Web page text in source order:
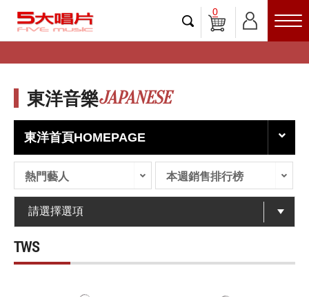
0
東洋音樂JAPANESE
東洋首頁HOMEPAGE
熱門藝人 本週銷售排行榜
TWS